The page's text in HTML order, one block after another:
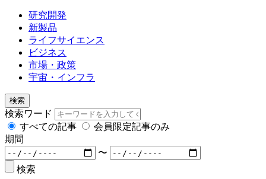
研究開発
新製品
ライフサイエンス
ビジネス
市場・政策
宇宙・インフラ
検索
検索ワード
すべての記事
会員限定記事のみ
期間
〜
検索